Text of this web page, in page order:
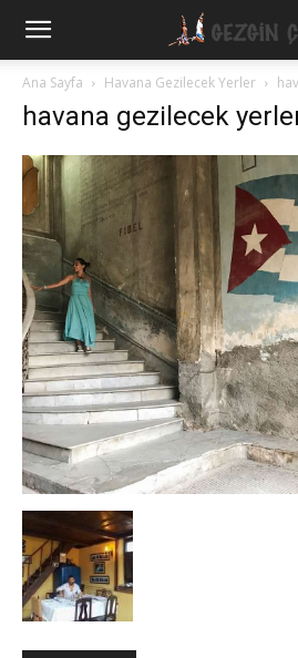
Gezgin
Çift
Ana Sayfa Havana Gezilecek Yerler
havana gezilecek